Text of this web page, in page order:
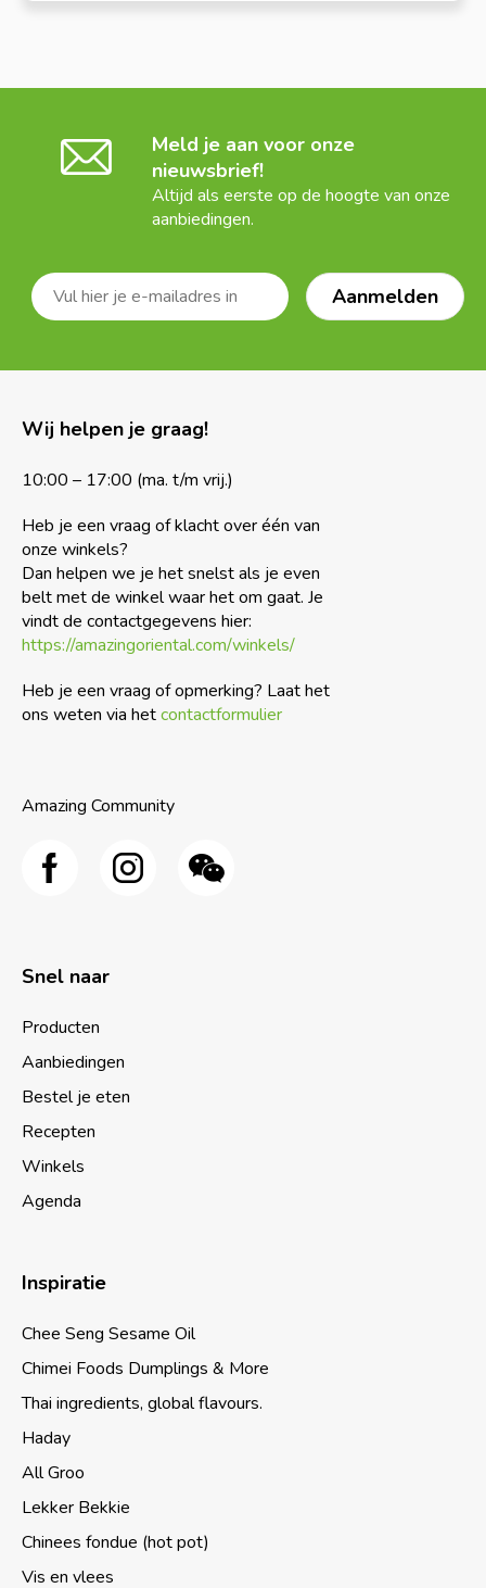
Meld je aan voor onze
nieuwsbrief!
Altijd als eerste op de hoogte van onze
aanbiedingen.
Wij helpen je graag!
10:00 – 17:00 (ma. t/m vrij.)
Heb je een vraag of klacht over één van
onze winkels?
Dan helpen we je het snelst als je even
belt met de winkel waar het om gaat. Je
vindt de contactgegevens hier:
https://amazingoriental.com/winkels/
Heb je een vraag of opmerking? Laat het
ons weten via hetcontactformulier
Amazing Community
Snel naar
Producten
Aanbiedingen
Bestel je eten
Recepten
Winkels
Agenda
Inspiratie
Chee Seng Sesame Oil
Chimei Foods Dumplings & More
Thai ingredients, global flavours.
Haday
All Groo
Lekker Bekkie
Chinees fondue (hot pot)
Vis en vlees